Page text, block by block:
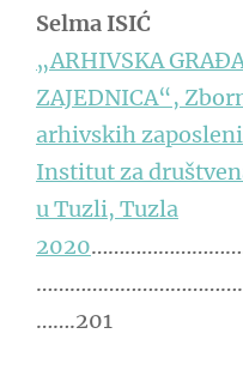
Selma ISIĆ
„ARHIVSKA
ZAJEDNICA“,
arhivskih
Institut za
u Tuzli, Tuzla
2020
…….201